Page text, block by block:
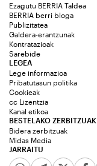
Ezagutu BERRIA Taldea
BERRIA berri bloga
Publizitatea
Galdera-erantzunak
Kontratazioak
Sarebide
JARRAITU
LEGEA
Lege informazioa
Pribatutasun politika
Cookieak
cc Lizentzia
Kanal etikoa
BESTELAKO ZERBITZUAK
Bidera zerbitzuak
Midas Media